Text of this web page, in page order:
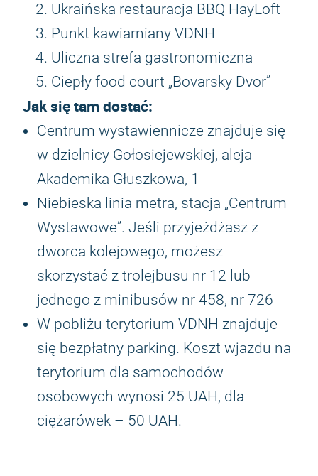
Ukraińska restauracja BBQ HayLoft
Punkt kawiarniany VDNH
Uliczna strefa gastronomiczna
Ciepły food court „Bovarsky Dvor”
Jak się tam dostać:
Centrum wystawiennicze znajduje się
w dzielnicy Gołosiejewskiej, aleja
Akademika Głuszkowa, 1
Niebieska linia metra, stacja „Centrum
Wystawowe”. Jeśli przyjeżdżasz z
dworca kolejowego, możesz
skorzystać z trolejbusu nr 12 lub
jednego z minibusów nr 458, nr 726
W pobliżu terytorium VDNH znajduje
się bezpłatny parking. Koszt wjazdu na
terytorium dla samochodów
osobowych wynosi 25 UAH, dla
ciężarówek – 50 UAH.